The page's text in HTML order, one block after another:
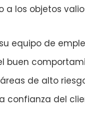
a los objetos
equipo de
buen
de alto
confianza del